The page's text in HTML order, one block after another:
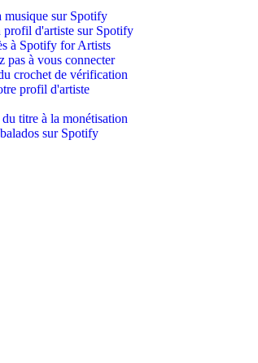
musique sur Spotify
profil d'artiste sur Spotify
à Spotify for Artists
pas à vous connecter
crochet de vérification
profil d'artiste
titre à la monétisation
sur Spotify